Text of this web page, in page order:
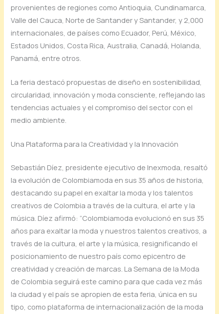
provenientes de regiones como Antioquia, Cundinamarca,
Valle del Cauca, Norte de Santander y Santander, y 2,000
internacionales, de países como Ecuador, Perú, México,
Estados Unidos, Costa Rica, Australia, Canadá, Holanda,
Panamá, entre otros.
La feria destacó propuestas de diseño en sostenibilidad,
circularidad, innovación y moda consciente, reflejando las
tendencias actuales y el compromiso del sector con el
medio ambiente.
Una Plataforma para la Creatividad y la Innovación
Sebastián Díez, presidente ejecutivo de Inexmoda, resaltó
la evolución de Colombiamoda en sus 35 años de historia,
destacando su papel en exaltar la moda y los talentos
creativos de Colombia a través de la cultura, el arte y la
música. Díez afirmó: “Colombiamoda evolucionó en sus 35
años para exaltar la moda y nuestros talentos creativos, a
través de la cultura, el arte y la música, resignificando el
posicionamiento de nuestro país como epicentro de
creatividad y creación de marcas. La Semana de la Moda
de Colombia seguirá este camino para que cada vez más
la ciudad y el país se apropien de esta feria, única en su
tipo, como plataforma de internacionalización de la moda